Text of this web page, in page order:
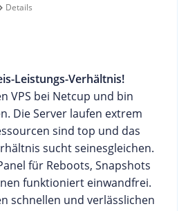
Details
Leistungs-Verhältnis!
VPS bei Netcup und bin
Die Server laufen extrem
sind top und das
sucht seinesgleichen.
für Reboots, Snapshots
funktioniert einwandfrei.
schnellen und verlässlichen